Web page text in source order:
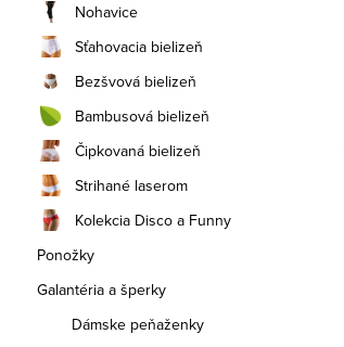
Nohavice
Sťahovacia bielizeň
Bezšvová bielizeň
Bambusová bielizeň
Čipkovaná bielizeň
Strihané laserom
Kolekcia Disco a Funny
Ponožky
Galantéria a šperky
Dámske peňaženky